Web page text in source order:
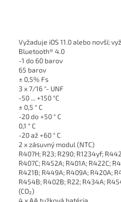
Vyžaduje iOS 11.0 alebo novší;
Bluetooth® 4.0
-1 do 60 barov
65 barov
± 0,5% Fs
3 x 7/16 "- UNF
-50 ... +150 °C
± 0,5 ° C
-20 do +50 ° C
0,1 ° C
-20 až +60 ° C
2 x zásuvný modul (NTC)
R407H; R23; R290; R1234yf;
R407C; R452A; R401A; R422C;
R421B; R449A; R409A; R420A;
R454B; R402B; R22; R434A;
(CO₂)